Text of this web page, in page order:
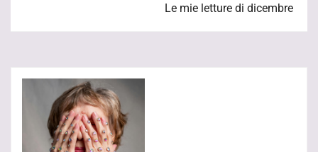
Le mie letture di dicembre